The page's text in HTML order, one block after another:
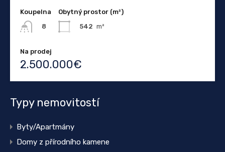
Koupelna
8
Obytný prostor (m²)
542 m²
Na prodej
2.500.000€
Typy nemovitostí
Byty/Apartmány
Domy z přírodního kamene